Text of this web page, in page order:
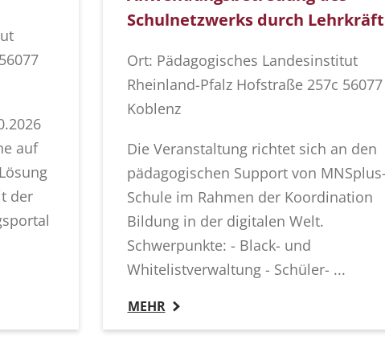
auf
der
Schulnetzwerks durch
Ort: Pädagogisches Landesinstitut
Rheinland-Pfalz Hofstraße 257c 56077
Koblenz
Die Veranstaltung richtet sich an den
pädagogischen Support von
Schule im Rahmen der Koordination
Bildung in der digitalen Welt.
Schwerpunkte: - Black- und
Whitelistverwaltung - Schüler- ...
MEHR